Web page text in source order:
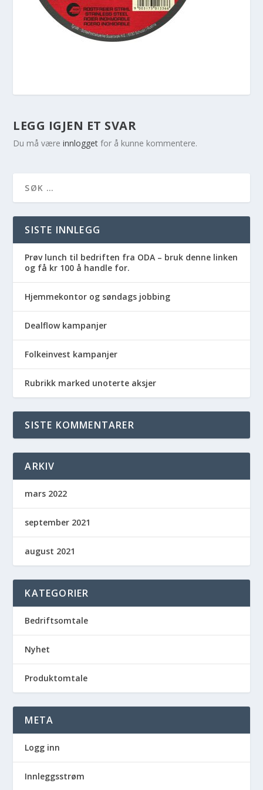
LEGG IGJEN ET SVAR
Du må væreinnlogget for å kunne kommentere.
SISTE INNLEGG
Prøv lunch til bedriften fra ODA – bruk denne linken
og få kr 100 å handle for.
Hjemmekontor og søndags jobbing
Dealflow kampanjer
Folkeinvest kampanjer
Rubrikk marked unoterte aksjer
SISTE KOMMENTARER
ARKIV
mars 2022
september 2021
august 2021
KATEGORIER
Bedriftsomtale
Nyhet
Produktomtale
META
Logg inn
Innleggsstrøm